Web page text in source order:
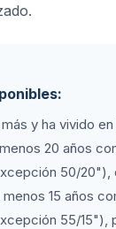
y ha vivido
20 años
50/20"),
15 años
55/15"),